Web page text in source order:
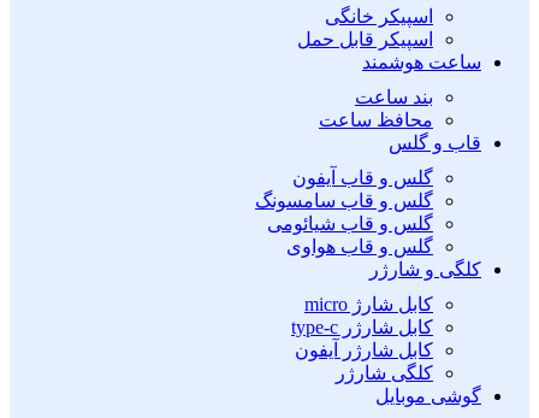
اسپیکر خانگی
اسپیکر قابل حمل
ساعت هوشمند
بند ساعت
محافظ ساعت
قاب و گلس
گلس و قاب آیفون
گلس و قاب سامسونگ
گلس و قاب شیائومی
گلس و قاب هواوی
کلگی و شارژر
کابل شارژ micro
کابل شارژر type-c
کابل شارژر آیفون
کلگی شارژر
گوشی موبایل